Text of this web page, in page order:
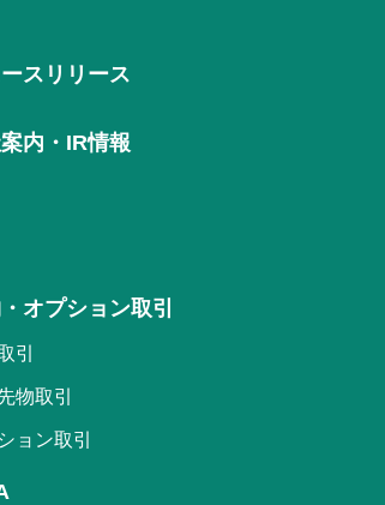
スリリース
内・IR情報
オプション取引
引
物取引
ョン取引